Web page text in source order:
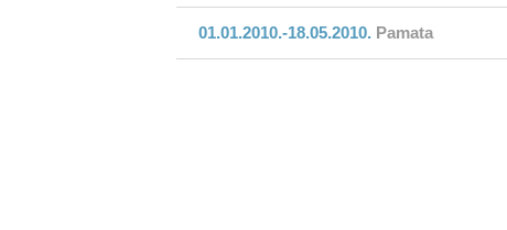
01.01.2010.-18.05.2010. Pamata